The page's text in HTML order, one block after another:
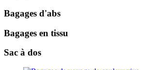
Bagages d'abs
Bagages en tissu
Sac à dos